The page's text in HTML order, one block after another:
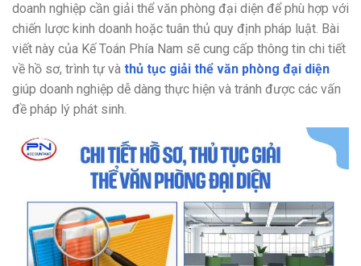
doanh nghiệp cần giải thể văn phòng đại diện để phù hợp với
chiến lược kinh doanh hoặc tuân thủ quy định pháp luật. Bài
viết này của Kế Toán Phía Nam sẽ cung cấp thông tin chi tiết
về hồ sơ, trình tự và thủ tục giải thể văn phòng đại diện
giúp doanh nghiệp dễ dàng thực hiện và tránh được các vấn
đề pháp lý phát sinh.